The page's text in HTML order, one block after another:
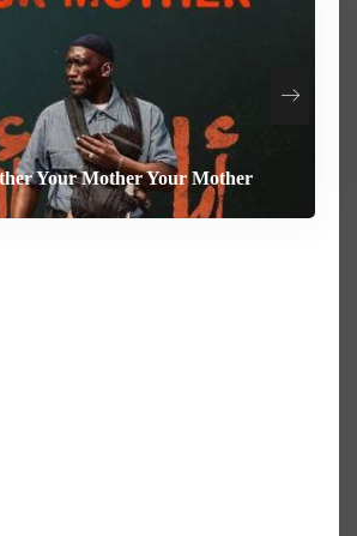
The Weight
Your Mother Your Mother
Heart of the Beast
Behemoth